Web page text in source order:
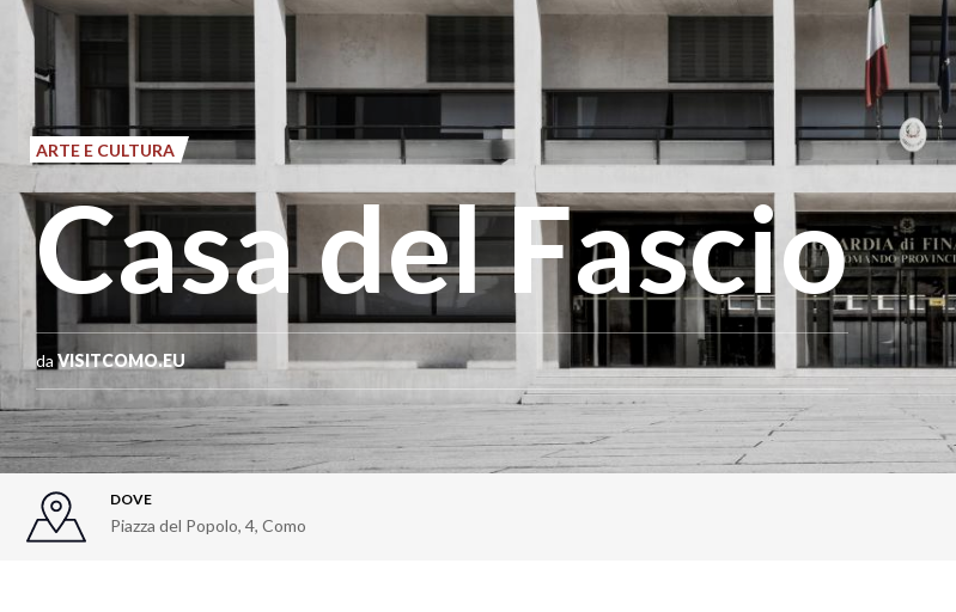
ARTE E CULTURA
Casa del Fascio
da VISITCOMO.EU
DOVE
Piazza del Popolo, 4, Como